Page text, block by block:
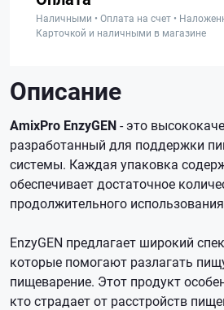
Наличными • Оплата на счет •
Карточкой и наличными в магазине
Описание
AmixPro EnzyGEN- это
разработанный для поддержки
системы. Каждая упаковка
обеспечивает достаточное
продолжительного
EnzyGEN предлагает широкий
которые помогают разлагать
пищеварение. Этот продукт
кто страдает от расстройств